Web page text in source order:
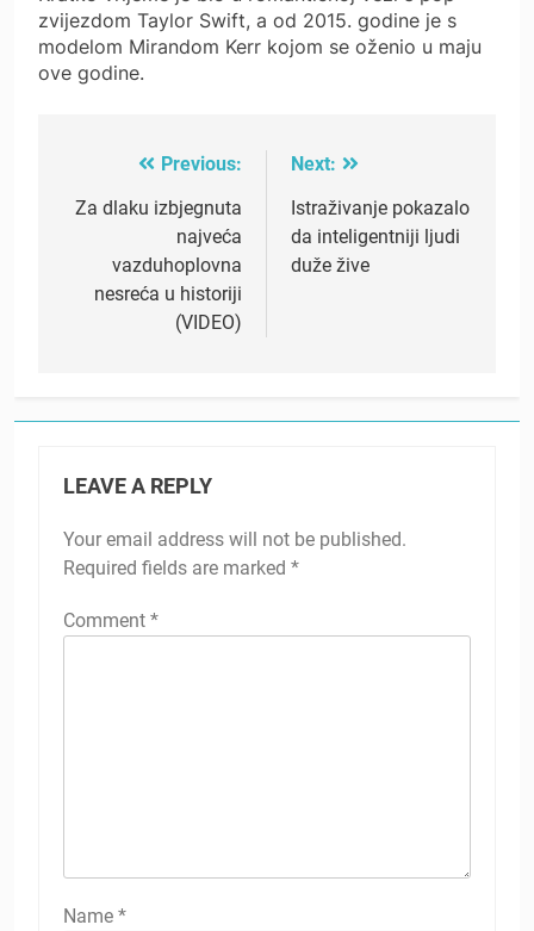
zvijezdom Taylor Swift, a od 2015. godine je s
modelom Mirandom Kerr kojom se oženio u maju
ove godine.
navigation
Previous:
Za dlaku izbjegnuta
najveća
vazduhoplovna
nesreća u historiji
(VIDEO)
Next:
Istraživanje pokazalo
da inteligentniji ljudi
duže žive
LEAVE A REPLY
Your email address will not be published.
Required fields are marked *
Comment *
Name *